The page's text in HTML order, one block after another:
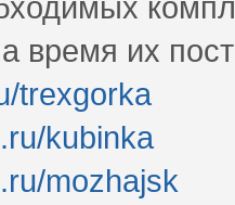
время их
trexgorka
kubinka
mozhajsk